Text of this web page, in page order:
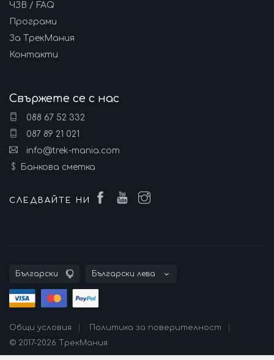
ЧЗВ / FAQ
Програми
За ТрекМания
Контакти
Свържете се с нас
088 67 52 332
087 89 21 021
info@trek-mania.com
Банкова сметка
СЛЕДВАЙТЕ НИ
Общи условия
Политика за поверителност
© 2017-2026 ТрекМания